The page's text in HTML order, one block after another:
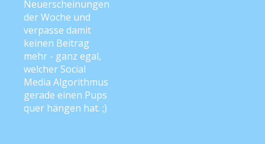
für 2 Wochen. Dann sind nämlich 2
Wochen Osterferien. Danach geht das 3.
Trimester bis Anfang Juni. Dann sind
Sommerferien.
Reisen werden wir auch hier nicht
können. Also nicht die USA verlassen.
Und kommen darf auch niemand. Das
ist das was mich zunehmend traurig
Neuerscheinungen
der Woche und
verpasse damit
keinen Beitrag
mehr - ganz egal,
welcher Social
Media Algorithmus
gerade einen Pups
quer hängen hat. ;)